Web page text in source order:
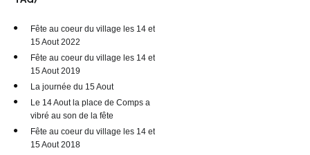
Fête au coeur du village les 14 et
15 Aout 2022
Fête au coeur du village les 14 et
15 Aout 2019
La journée du 15 Aout
Le 14 Aout la place de Comps a
vibré au son de la fête
Fête au coeur du village les 14 et
15 Aout 2018